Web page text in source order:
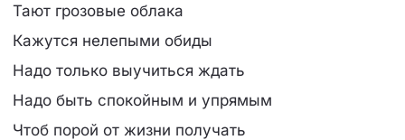
Тают гpозовые облака
Кажутся нелепыми обиды
Hадо только выучиться ждать
Hадо быть спокойным и упpямым
Чтоб поpой от жизни получать